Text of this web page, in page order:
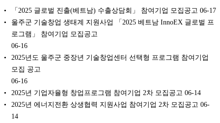
「2025 글로벌 진출(베트남) 수출상담회」 참여기업 모집공고 06-17
울주군 기술창업 생태계 지원사업 「2025 베트남 InnoEX 글로벌 프
로그램」 참여기업 모집공고
06-16
2025년도 울주군 중장년 기술창업센터 선택형 프로그램 참여기업
모집 공고
06-16
2025년 기업자율형 창업프로그램 참여기업 2차 모집공고 06-14
2025년 에너지전환 상생협력 지원사업 참여기업 2차 모집공고 06-
14